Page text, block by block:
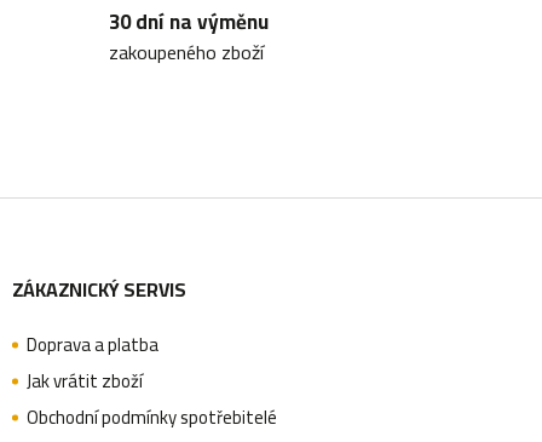
u
30 dní na výměnu
zakoupeného zboží
á
p
ZÁKAZNICKÝ SERVIS
Doprava a platba
Jak vrátit zboží
Obchodní podmínky spotřebitelé